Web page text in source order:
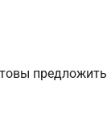
предложить